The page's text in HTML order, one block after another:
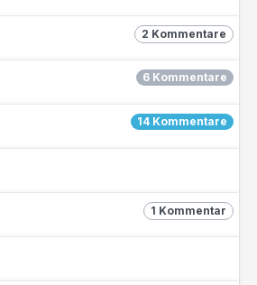
2 Kommentare
6 Kommentare
14 Kommentare
1 Kommentar